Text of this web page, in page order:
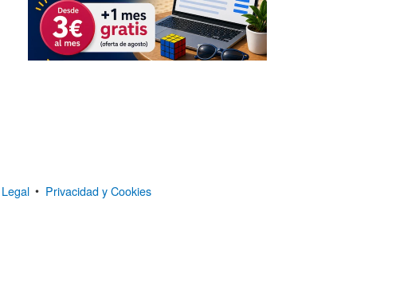
Legal • Privacidad y Cookies